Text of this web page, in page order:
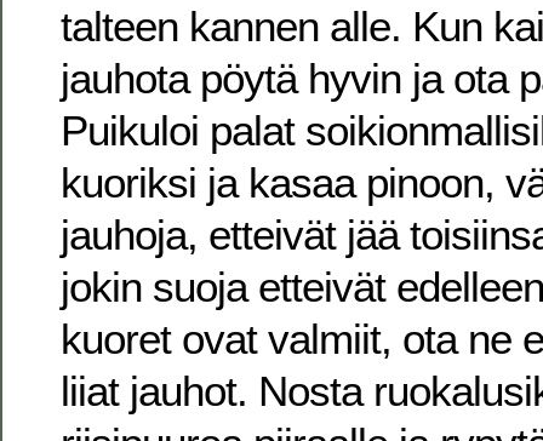
talteen kannen alle. Kun
jauhota pöytä hyvin ja ota
Puikuloi palat
kuoriksi ja kasaa pinoon,
jauhoja, etteivät jää
jokin suoja etteivät
kuoret ovat valmiit, ota ne
liiat jauhot. Nosta